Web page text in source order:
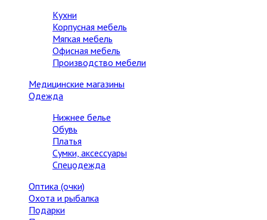
Кухни
Корпусная мебель
Мягкая мебель
Офисная мебель
Производство мебели
Медицинские магазины
Одежда
Нижнее белье
Обувь
Платья
Сумки, аксессуары
Спецодежда
Оптика (очки)
Охота и рыбалка
Подарки